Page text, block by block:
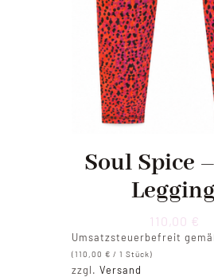
Soul Spice
110,00 €
Umsatzsteuerbefreit
(110,00€ / 1 Stück)
zzgl.Versand